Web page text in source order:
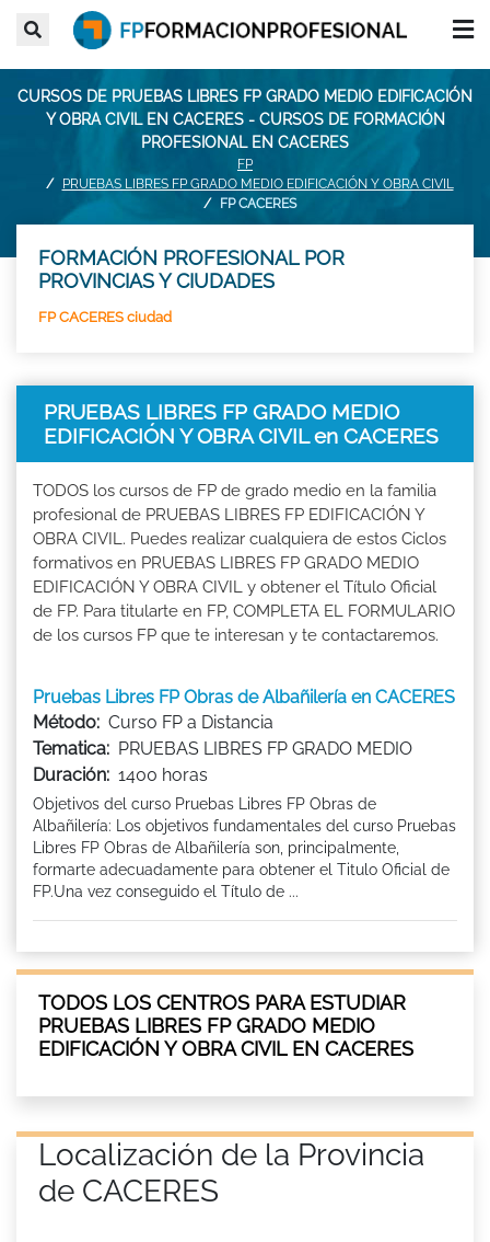
CURSOS DE PRUEBAS LIBRES FP GRADO MEDIO EDIFICACIÓN
Y OBRA CIVIL EN CACERES - CURSOS DE FORMACIÓN
PROFESIONAL EN CACERES
FP
PRUEBAS LIBRES FP GRADO MEDIO EDIFICACIÓN Y OBRA CIVIL
FP CACERES
FORMACIÓN PROFESIONAL POR
PROVINCIAS Y CIUDADES
FP CACERES ciudad
PRUEBAS LIBRES FP GRADO MEDIO
EDIFICACIÓN Y OBRA CIVIL en CACERES
TODOS los cursos de FP de grado medio en la familia
profesional de PRUEBAS LIBRES FP EDIFICACIÓN Y
OBRA CIVIL. Puedes realizar cualquiera de estos Ciclos
formativos en PRUEBAS LIBRES FP GRADO MEDIO
EDIFICACIÓN Y OBRA CIVIL y obtener el Título Oficial
de FP. Para titularte en FP, COMPLETA EL FORMULARIO
de los cursos FP que te interesan y te contactaremos.
Pruebas Libres FP Obras de Albañilería en CACERES
Método: Curso FP a Distancia
Tematica: PRUEBAS LIBRES FP GRADO MEDIO
Duración: 1400 horas
Objetivos del curso Pruebas Libres FP Obras de
Albañilería: Los objetivos fundamentales del curso Pruebas
Libres FP Obras de Albañilería son, principalmente,
formarte adecuadamente para obtener el Titulo Oficial de
FP.Una vez conseguido el Título de ...
TODOS LOS CENTROS PARA ESTUDIAR
PRUEBAS LIBRES FP GRADO MEDIO
EDIFICACIÓN Y OBRA CIVIL EN CACERES
Localización de la Provincia
de CACERES